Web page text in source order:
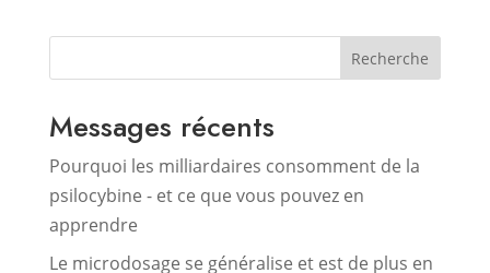
Recherche
Messages récents
Pourquoi les milliardaires consomment de la
psilocybine - et ce que vous pouvez en
apprendre
Le microdosage se généralise et est de plus en